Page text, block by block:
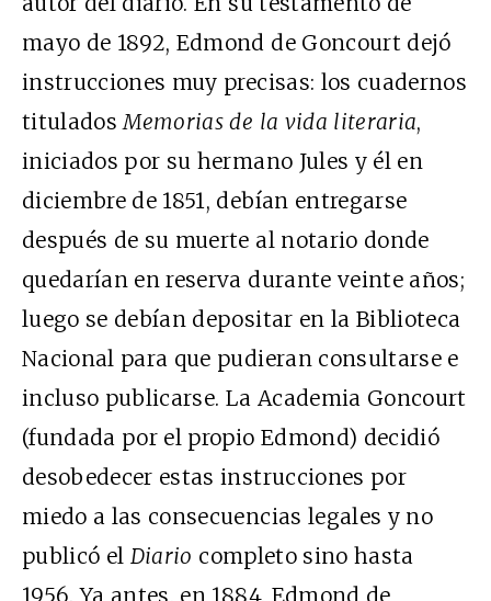
mayo de 1892, Edmond de Goncourt dejó
instrucciones muy precisas: los cuadernos
titulados Memorias de la vida literaria,
iniciados por su hermano Jules y él en
diciembre de 1851, debían entregarse
después de su muerte al notario donde
quedarían en reserva durante veinte años;
luego se debían depositar en la Biblioteca
Nacional para que pudieran consultarse e
incluso publicarse. La Academia Goncourt
(fundada por el propio Edmond) decidió
desobedecer estas instrucciones por
miedo a las consecuencias legales y no
publicó el Diario completo sino hasta
1956. Ya antes, en 1884, Edmond de